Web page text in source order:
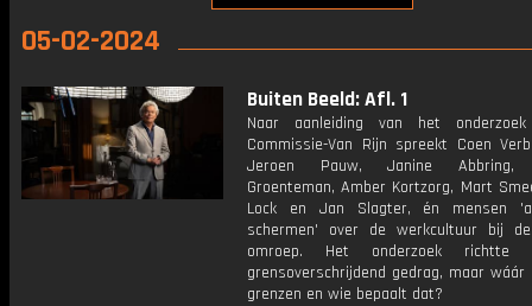
05-02-2024
Buiten Beeld: Afl. 1
Naar aanleiding van het
Commissie-Van Rijn spreekt Coen
Jeroen Pauw, Janine Abbring,
Groenteman, Amber Kortzorg, Mart
Lock en Jan Slagter, én mensen
schermen' over de werkcultuur bij
omroep. Het onderzoek richtte
grensoverschrijdend gedrag, maar wáár
grenzen en wie bepaalt dat?